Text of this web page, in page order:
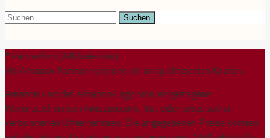
Suchen
* Partnerlink (Affiliate-Link)
Als Amazon-Partner verdiene ich an qualifizierten Käufen.
Amazon und das Amazon-Logo sind eingetragene
Warenzeichen von Amazon.com, Inc. oder eines seiner
verbundenen Unternehmen. Die angegebenen Preise können